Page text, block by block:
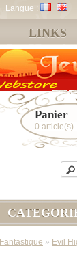
Langue :
Panier
0 article(s)
LINKS
Fantastique » Evil